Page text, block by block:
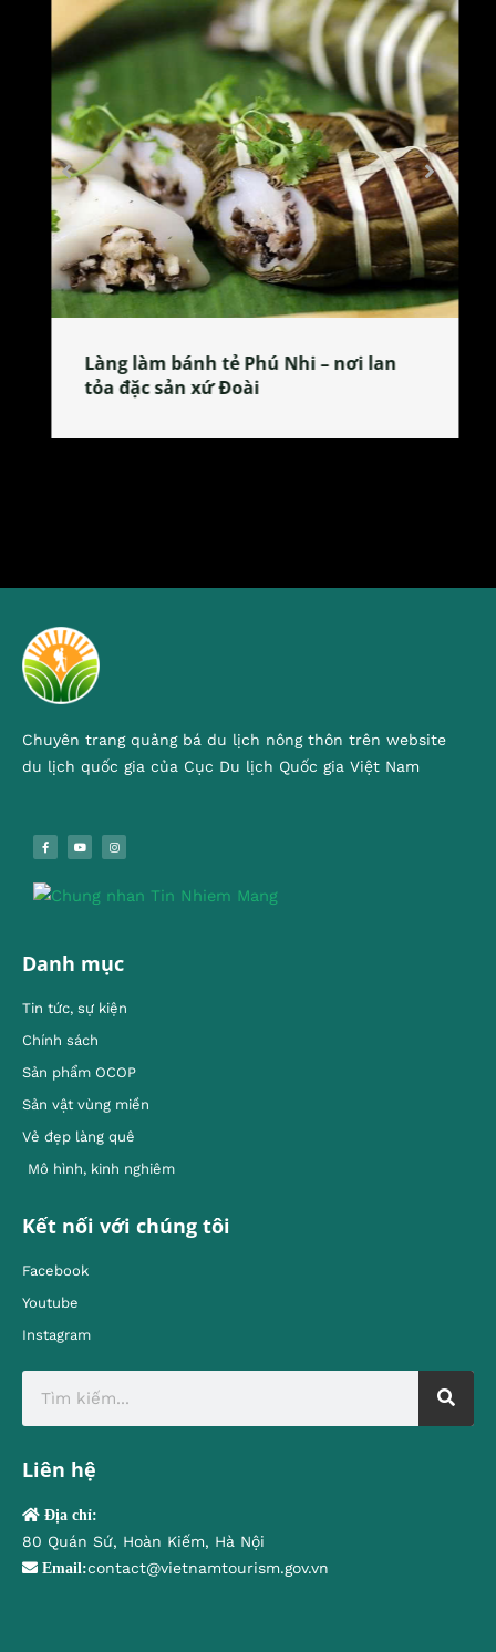
Làng làm bánh tẻ Phú Nhi – nơi lan
tỏa đặc sản xứ Đoài
Chuyên trang quảng bá du lịch nông thôn trên website
du lịch quốc gia của Cục Du lịch Quốc gia Việt Nam
Danh mục
Tin tức, sự kiện
Chính sách
Sản phẩm OCOP
Sản vật vùng miền
Vẻ đẹp làng quê
Mô hình, kinh nghiêm
Kết nối với chúng tôi
Facebook
Youtube
Instagram
Liên hệ
Địa chỉ:
80 Quán Sứ, Hoàn Kiếm, Hà Nội
Email:contact@vietnamtourism.gov.vn